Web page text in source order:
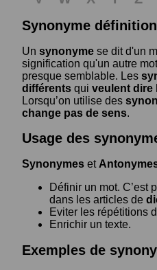
Synonyme définition
Un synonyme se dit d'un
signification qu'un autre
presque semblable. Les
différents qui veulent dire
Lorsqu’on utilise des
change pas de sens.
Usage des
Synonymes et
Définir un mot. C’est
dans les articles de
Eviter les répétitions
Enrichir un texte.
Exemples de